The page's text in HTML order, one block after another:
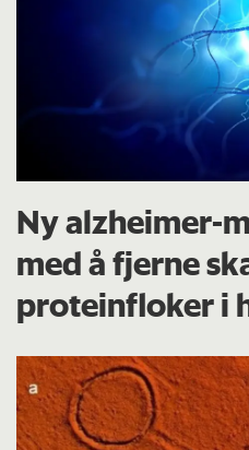
Ny alzheimer-
med å fjerne
proteinfloker i